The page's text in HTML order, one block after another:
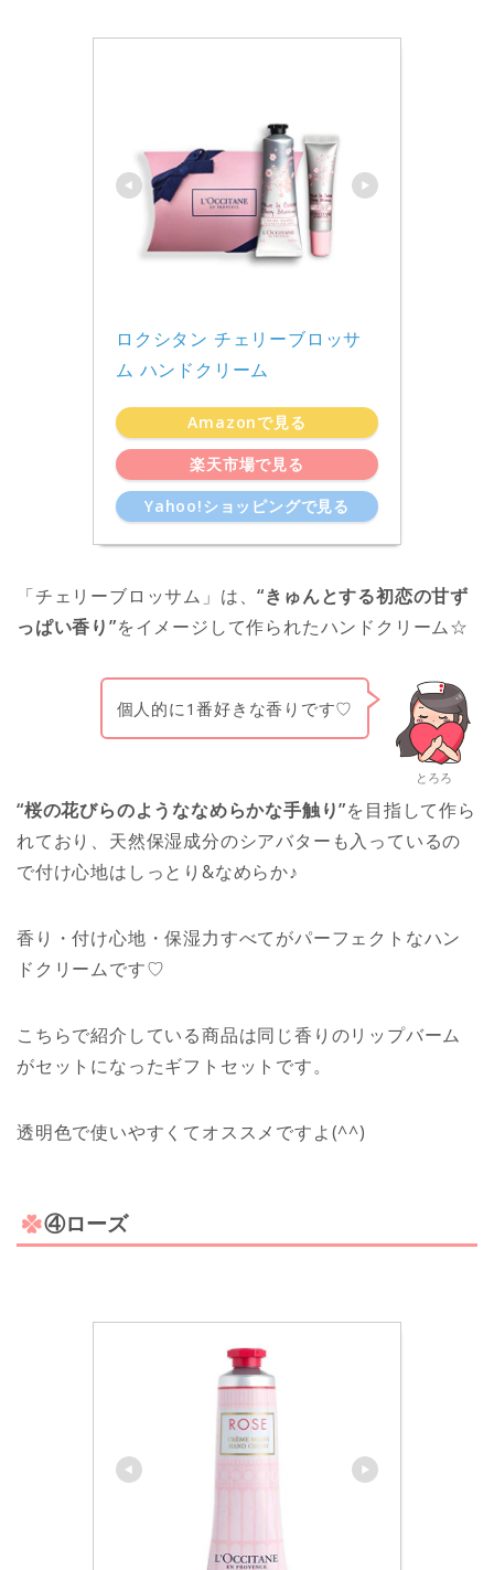
ロクシタン チェリーブロッサ
ム ハンドクリーム
Amazonで見る
楽天市場で見る
Yahoo!ショッピングで見る
「チェリーブロッサム」は、“きゅんとする初恋の甘ず
っぱい香り”をイメージして作られたハンドクリーム☆
とろろ
個人的に1番好きな香りです♡
“桜の花びらのようななめらかな手触り”を目指して作ら
れており、天然保湿成分のシアバターも入っているの
で付け心地はしっとり&なめらか♪
香り・付け心地・保湿力すべてがパーフェクトなハン
ドクリームです♡
こちらで紹介している商品は同じ香りのリップバーム
がセットになったギフトセットです。
透明色で使いやすくてオススメですよ(^^)
④ローズ